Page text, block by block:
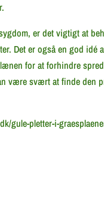
er det vigtigt at
Det er også en god
for at forhindre
være svært at finde den
gule-pletter-i-